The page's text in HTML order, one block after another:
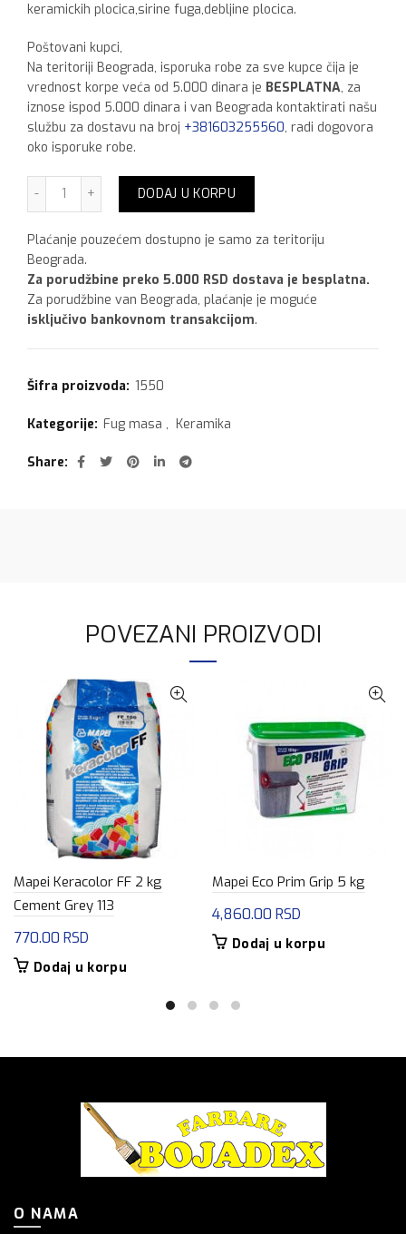
keramickih plocica,sirine fuga,debljine plocica.
Poštovani kupci,
Na teritoriji Beograda, isporuka robe za sve kupce čija je
vrednost korpe veća od 5.000 dinara je BESPLATNA, za
iznose ispod 5.000 dinara i van Beograda kontaktirati našu
službu za dostavu na broj +381603255560, radi dogovora
oko isporuke robe.
Mapei Keracolor FF 2 kg, Vanila 131 količina
DODAJ U KORPU
Plaćanje pouzećem dostupno je samo za teritoriju
Beograda.
Za porudžbine preko 5.000 RSD dostava je besplatna.
Za porudžbine van Beograda, plaćanje je moguće
isključivo bankovnom transakcijom.
Šifra proizvoda: 1550
Kategorije: Fug masa , Keramika
Share
POVEZANI PROIZVODI
Mapei Keracolor FF 2 kg
Cement Grey 113
770.00 RSD
Dodaj u korpu
Mapei Eco Prim Grip 5 kg
4,860.00 RSD
Dodaj u korpu
O NAMA